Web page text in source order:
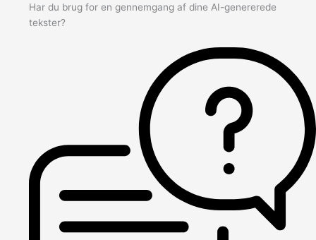
Har du brug for en gennemgang af dine AI-genererede
tekster?